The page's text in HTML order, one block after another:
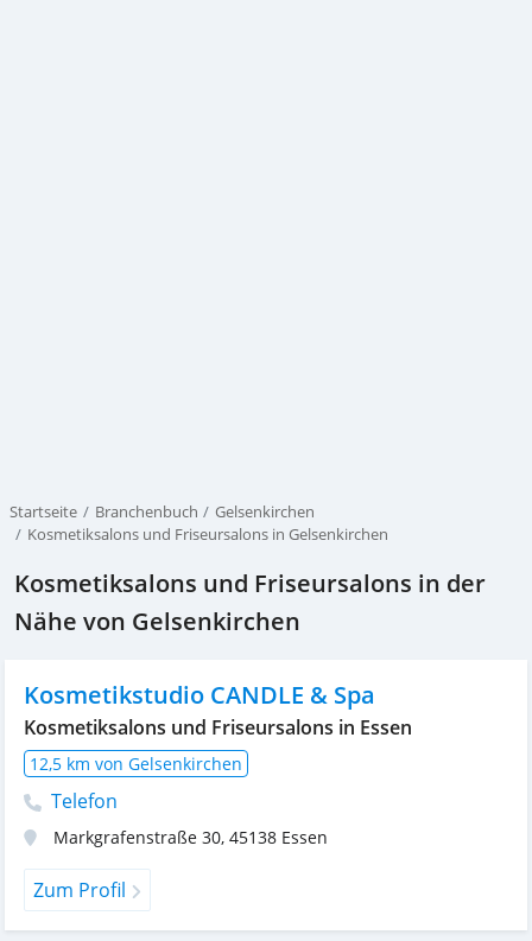
Startseite Branchenbuch
Gelsenkirchen
Kosmetiksalons und Friseursalons in Gelsenkirchen
Kosmetiksalons und Friseursalons in der
Nähe von Gelsenkirchen
Kosmetikstudio CANDLE & Spa
Kosmetiksalons und Friseursalons in Essen
12,5 km von Gelsenkirchen
Telefon
Markgrafenstraße 30, 45138 Essen
Zum Profil